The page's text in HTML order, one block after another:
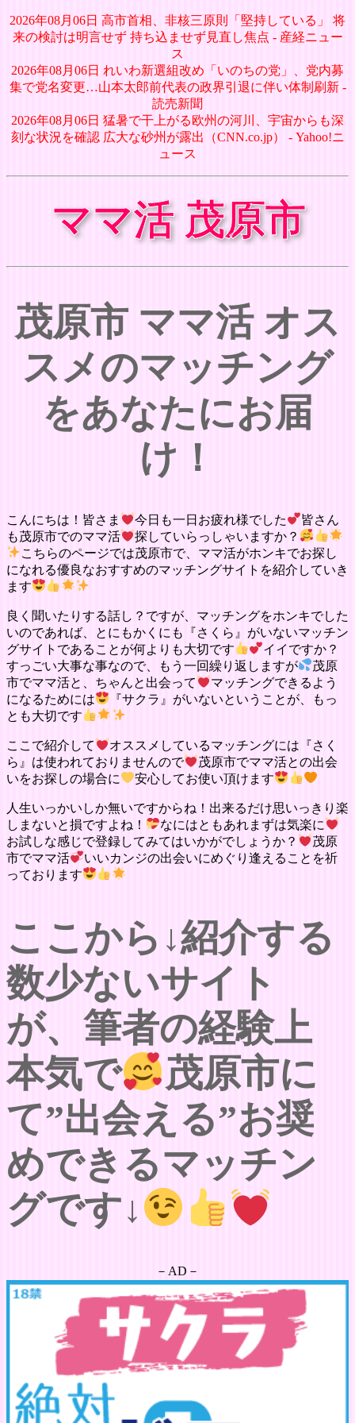
2026年08月06日 高市首相、非核三原則「堅持している」 将
来の検討は明言せず 持ち込ませず見直し焦点 - 産経ニュー
ス
2026年08月06日 れいわ新選組改め「いのちの党」、党内募
集で党名変更…山本太郎前代表の政界引退に伴い体制刷新 -
読売新聞
2026年08月06日 猛暑で干上がる欧州の河川、宇宙からも深
刻な状況を確認 広大な砂州が露出（CNN.co.jp） - Yahoo!ニ
ュース
ママ活 茂原市
茂原市 ママ活 オス
スメのマッチング
をあなたにお届
け！
こんにちは！皆さま 今日も一日お疲れ様でした
皆さん
も茂原市でのママ活
探していらっしゃいますか？
こちらのページでは茂原市で、ママ活がホンキでお探し
になれる優良なおすすめのマッチングサイトを紹介していき
ます
良く聞いたりする話し？ですが、マッチングをホンキでした
いのであれば、とにもかくにも『さくら』がいないマッチン
グサイトであることが何よりも大切です
イイですか？
すっごい大事な事なので、もう一回繰り返しますが
茂原
市でママ活と、ちゃんと出会って
マッチングできるよう
になるためには
『サクラ』がいないということが、もっ
とも大切です
ここで紹介して
オススメしているマッチングには『さく
ら』は使われておりませんので
茂原市でママ活との出会
いをお探しの場合に
安心してお使い頂けます
人生いっかいしか無いですからね！出来るだけ思いっきり楽
しまないと損ですよね！
なにはともあれまずは気楽に
お試しな感じで登録してみてはいかがでしょうか？
茂原
市でママ活
いいカンジの出会いにめぐり逢えることを祈
っております
ここから↓紹介する
数少ないサイト
が、筆者の経験上
本気で
茂原市に
て”出会える”お奨
めできるマッチン
グです↓
－AD－